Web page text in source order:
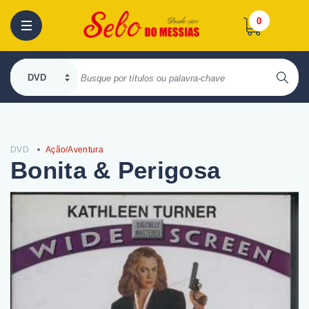
0
DVD Ação/Aventura
Bonita & Perigosa